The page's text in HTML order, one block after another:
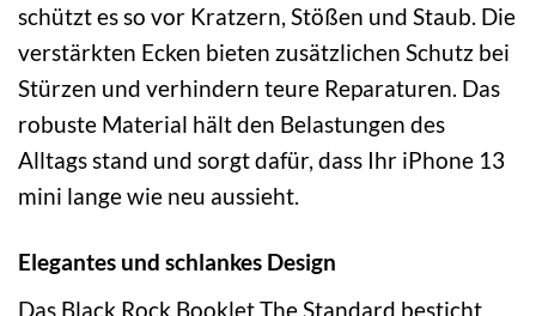
schützt es so vor Kratzern, Stößen und Staub. Die
verstärkten Ecken bieten zusätzlichen Schutz bei
Stürzen und verhindern teure Reparaturen. Das
robuste Material hält den Belastungen des
Alltags stand und sorgt dafür, dass Ihr iPhone 13
mini lange wie neu aussieht.
Elegantes und schlankes Design
Das Black Rock Booklet The Standard besticht